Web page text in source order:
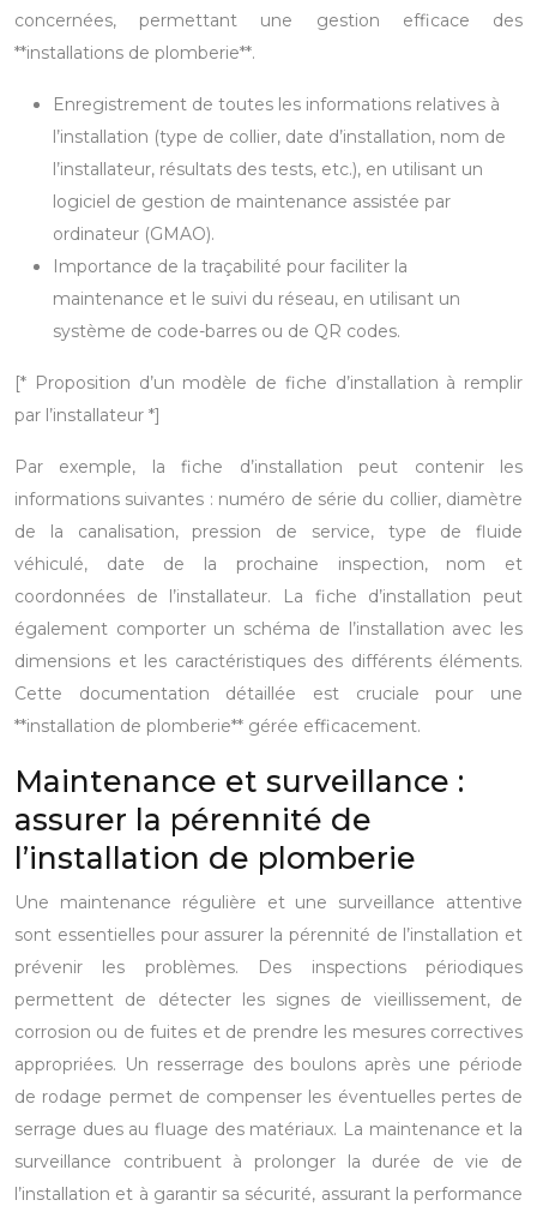
concernées, permettant une gestion efficace des
**installations de plomberie**.
Enregistrement de toutes les informations relatives à
l’installation (type de collier, date d’installation, nom de
l’installateur, résultats des tests, etc.), en utilisant un
logiciel de gestion de maintenance assistée par
ordinateur (GMAO).
Importance de la traçabilité pour faciliter la
maintenance et le suivi du réseau, en utilisant un
système de code-barres ou de QR codes.
[* Proposition d’un modèle de fiche d’installation à remplir
par l’installateur *]
Par exemple, la fiche d’installation peut contenir les
informations suivantes : numéro de série du collier, diamètre
de la canalisation, pression de service, type de fluide
véhiculé, date de la prochaine inspection, nom et
coordonnées de l’installateur. La fiche d’installation peut
également comporter un schéma de l’installation avec les
dimensions et les caractéristiques des différents éléments.
Cette documentation détaillée est cruciale pour une
**installation de plomberie** gérée efficacement.
Maintenance et surveillance :
assurer la pérennité de
l’installation de plomberie
Une maintenance régulière et une surveillance attentive
sont essentielles pour assurer la pérennité de l’installation et
prévenir les problèmes. Des inspections périodiques
permettent de détecter les signes de vieillissement, de
corrosion ou de fuites et de prendre les mesures correctives
appropriées. Un resserrage des boulons après une période
de rodage permet de compenser les éventuelles pertes de
serrage dues au fluage des matériaux. La maintenance et la
surveillance contribuent à prolonger la durée de vie de
l’installation et à garantir sa sécurité, assurant la performance